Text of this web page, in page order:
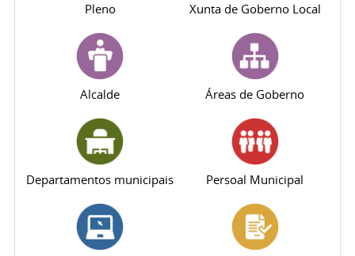
Pleno Xunta de Goberno Local
Alcalde Áreas de Goberno
Departamentos municipais Persoal Municipal